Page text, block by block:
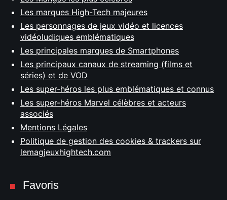
Les marques High-Tech majeures
Les personnages de jeux vidéo et licences
vidéoludiques emblématiques
Les principales marques de Smartphones
Les principaux canaux de streaming (films et
séries) et de VOD
Les super-héros les plus emblématiques et connus
Les super-héros Marvel célèbres et acteurs
associés
Mentions Légales
Politique de gestion des cookies & trackers sur
lemagjeuxhightech.com
Favoris